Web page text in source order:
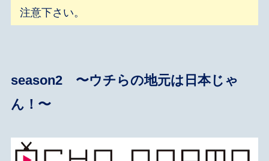
注意下さい。
season2 〜ウチらの地元は日本じゃ
ん！〜